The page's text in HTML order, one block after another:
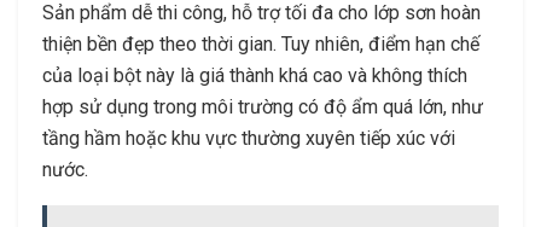
Sản phẩm dễ thi công, hỗ trợ tối đa cho lớp sơn hoàn
thiện bền đẹp theo thời gian. Tuy nhiên, điểm hạn chế
của loại bột này là giá thành khá cao và không thích
hợp sử dụng trong môi trường có độ ẩm quá lớn, như
tầng hầm hoặc khu vực thường xuyên tiếp xúc với
nước.